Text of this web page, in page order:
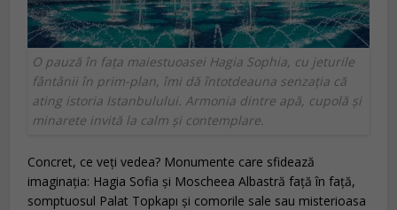
O pauză în fața maiestuoasei Hagia Sophia, cu jeturile
fântânii în prim-plan, îmi dă întotdeauna senzația că
ating istoria Istanbulului. Armonia dintre apă, cupolă și
minarete invită la calm și contemplare.
Concret, ce veți vedea? Monumente care sfidează
imaginația: Hagia Sofia și Moscheea Albastră față în față,
somptuosul Palat Topkapı și comorile sale sau misterioasa